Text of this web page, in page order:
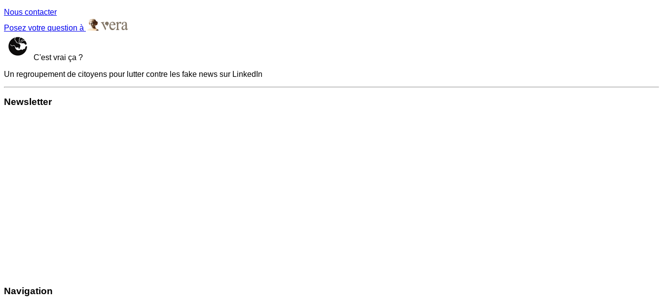
Nous contacter
Posez votre question à
C'est vrai ça ?
Un regroupement de citoyens pour lutter contre les fake news sur LinkedIn
Newsletter
Navigation